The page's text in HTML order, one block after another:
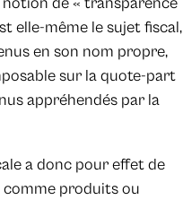
elle-même le sujet fiscal,
en son nom propre,
sur la quote-part
appréhendés par la
a donc pour effet de
comme produits ou